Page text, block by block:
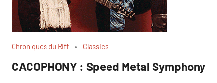
Chroniques du Riff Classics
CACOPHONY : Speed Metal Symphony